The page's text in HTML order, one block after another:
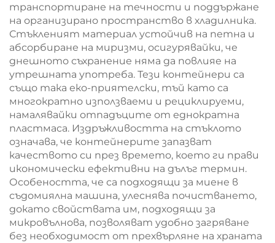
транспортиране на течности и поддържане
на организирано пространство в хладилника.
Стъкленият материал устойчив на петна и
абсорбиране на миризми, осигурявайки, че
днешното съхранение няма да повлияе на
утрешната употреба. Тези контейнери са
също така еко-приятелски, тъй като са
многократно използваеми и рециклируеми,
намалявайки отпадъците от еднократна
пластмаса. Издръжливостта на стъклото
означава, че контейнерите запазват
качеството си през времето, което ги прави
икономически ефективни на дълъг термин.
Особеността, че са подходящи за миене в
съдомиялна машина, улеснява почистването,
докато свойствата им, подходящи за
микровълнова, позволяват удобно загряване
без необходимост от прехвърляне на храната